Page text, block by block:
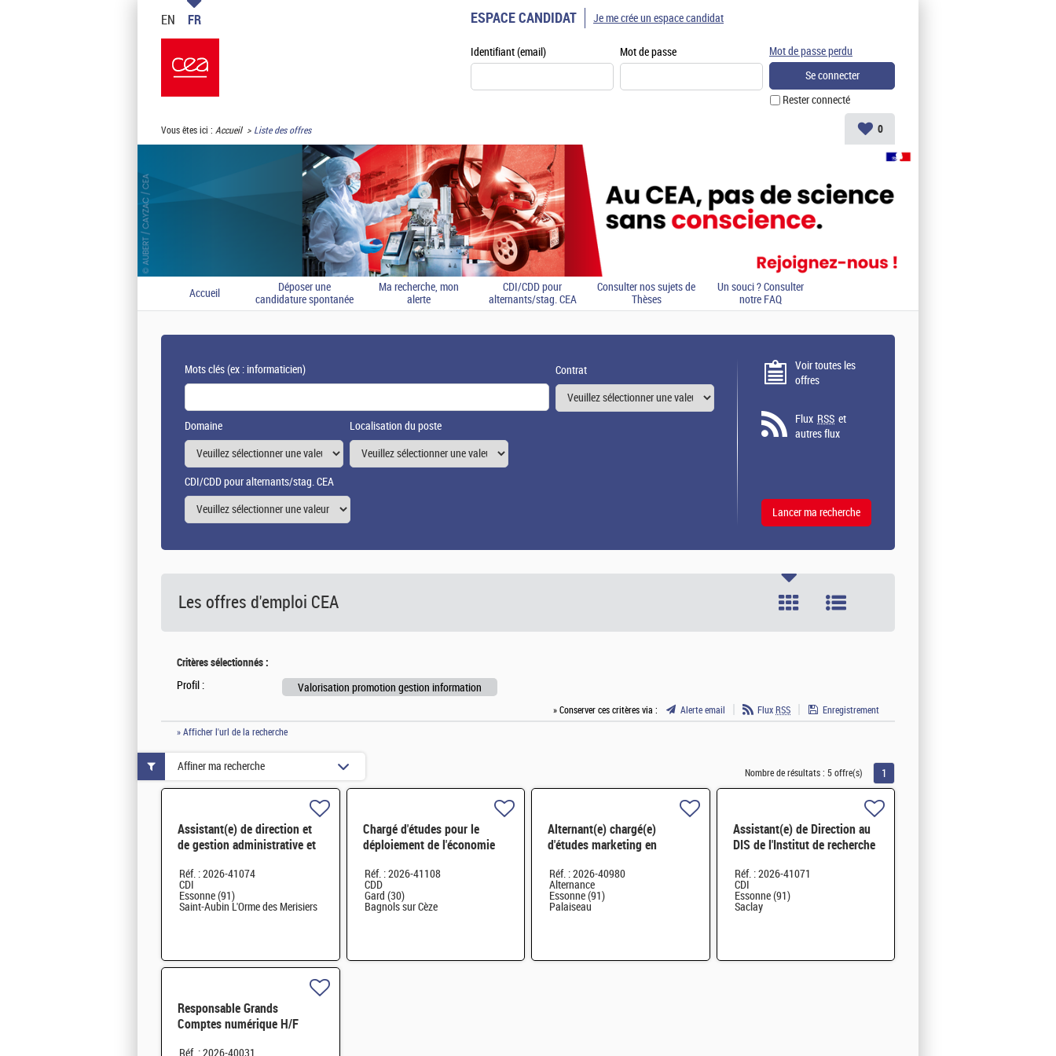
EN FR ESPACE CANDIDAT
Identifiant (email) Mot de passe
Rester connecté
Mot de passe perdu
Je me crée un espace candidat
Vous êtes ici : Accueil Liste des offres 0
Accueil
Déposer une
candidature spontanée
Ma recherche, mon
alerte
CDI/CDD pour
alternants/stag. CEA
Consulter nos sujets de
Thèses
Un souci ? Consulter
notre FAQ
Mots clés(ex : informaticien) Contrat
Domaine Localisation du poste
CDI/CDD pour alternants/stag. CEA
Voir toutes les
offres
Flux RSS et
autres flux
Les offres d'emploi CEA
Critères sélectionnés :
Profil : Valorisation promotion gestion information
» Conserver ces critères via : Alerte email Flux RSS
Enregistrement
» Afficher l'url de la recherche
Nombre de résultats : 5 offre(s) 1
Assistant(e) de direction et
de gestion administrative et
Simulation H/F
Réf. : 2026-41074
CDI
Essonne (91)
Saint-Aubin L'Orme des Merisiers
Chargé d'études pour le
déploiement de l'économie
Réf. : 2026-41108
CDD
Gard (30)
Bagnols sur Cèze
Alternant(e) chargé(e)
d'études marketing en
systèmes – H/F - Saclay
Réf. : 2026-40980
Alternance
Essonne (91)
Palaiseau
Assistant(e) de Direction au
DIS de l'Institut de recherche
l'Univers H/F
Réf. : 2026-41071
CDI
Essonne (91)
Saclay
Responsable Grands
Comptes numérique H/F
Affiner ma recherche